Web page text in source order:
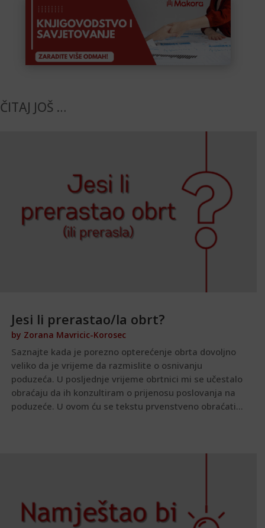
ČITAJ JOŠ …
Jesi li prerastao/la obrt?
by Zorana Mavricic-Korosec
Saznajte kada je porezno opterećenje obrta dovoljno
veliko da je vrijeme da razmislite o osnivanju
poduzeća. U posljednje vrijeme obrtnici mi se učestalo
obraćaju da ih konzultiram o prijenosu poslovanja na
poduzeće. U ovom ću se tekstu prvenstveno obraćati...